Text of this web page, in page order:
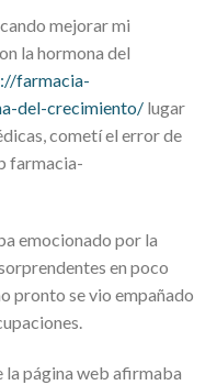
mejorar mi
la hormona del
farmacia-
del-crecimiento/ lugar
cometí el error de
farmacia-
emocionado por la
en poco
pronto se vio empañado
la página web afirmaba